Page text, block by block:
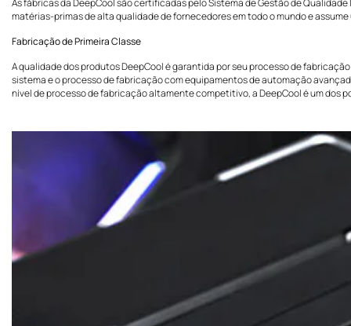
As fábricas da DeepCool são certificadas pelo Sistema de Gestão de
matérias-primas de alta qualidade de fornecedores em todo o mundo e
Fabricação de Primeira Classe
A qualidade dos produtos DeepCool é garantida por seu processo de
sistema e o processo de fabricação com equipamentos de automação
nível de processo de fabricação altamente competitivo, a DeepCool é um dos